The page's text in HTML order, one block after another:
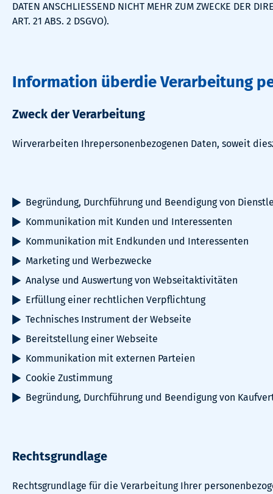
DATEN ANSCHLIESSEND NICHT MEHR ZUM ZWECKE DER
ART. 21 ABS. 2 DSGVO).
Information überdie Verarbeitung
Zweck der Verarbeitung
Wirverarbeiten Ihrepersonenbezogenen Daten, soweit
Begründung, Durchführung und Beendigung von
Kommunikation mit Kunden und Interessenten
Kommunikation mit Endkunden und Interessenten
Marketing und Werbezwecke
Analyse und Auswertung von Webseitaktivitäten
Erfüllung einer rechtlichen Verpflichtung
Technisches Instrument der Webseite
Bereitstellung einer Webseite
Kommunikation mit externen Parteien
Cookie Zustimmung
Begründung, Durchführung und Beendigung von
Rechtsgrundlage
Rechtsgrundlage für die Verarbeitung Ihrer